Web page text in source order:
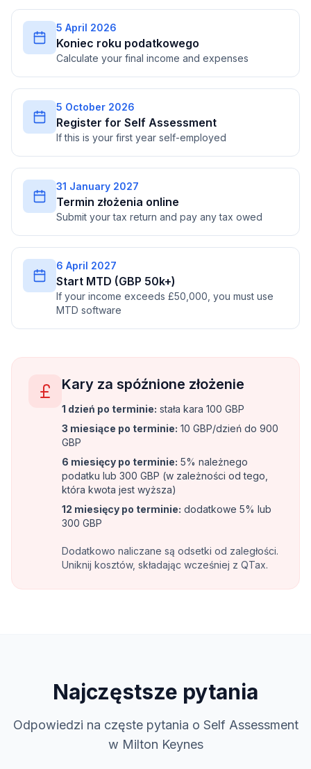
5 April 2026
Koniec roku podatkowego
Calculate your final income and expenses
5 October 2026
Register for Self Assessment
If this is your first year self-employed
31 January 2027
Termin złożenia online
Submit your tax return and pay any tax owed
6 April 2027
Start MTD (GBP 50k+)
If your income exceeds £50,000, you must use
MTD software
Kary za spóźnione złożenie
1 dzień po terminie: stała kara 100 GBP
3 miesiące po terminie: 10 GBP/dzień do 900
GBP
6 miesięcy po terminie: 5% należnego
podatku lub 300 GBP (w zależności od tego,
która kwota jest wyższa)
12 miesięcy po terminie: dodatkowe 5% lub
300 GBP
Dodatkowo naliczane są odsetki od zaległości.
Uniknij kosztów, składając wcześniej z QTax.
Najczęstsze pytania
Odpowiedzi na częste pytania o Self Assessment
w Milton Keynes